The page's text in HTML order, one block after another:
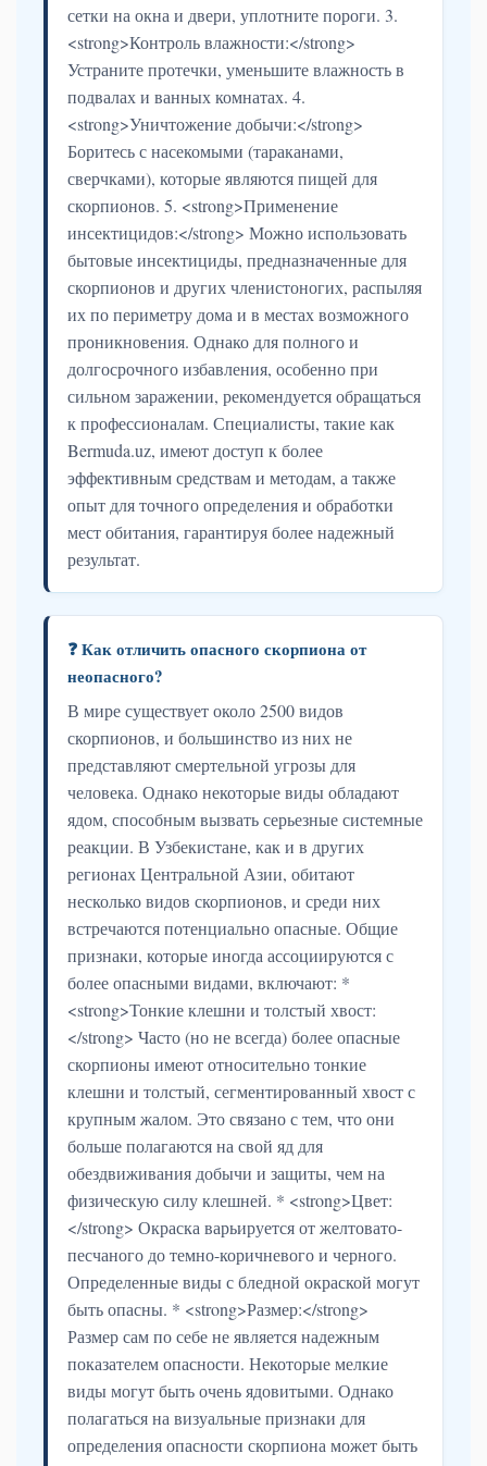
сетки на окна и двери, уплотните пороги. 3.
<strong>Контроль влажности:</strong>
Устраните протечки, уменьшите влажность в
подвалах и ванных комнатах. 4.
<strong>Уничтожение добычи:</strong>
Боритесь с насекомыми (тараканами,
сверчками), которые являются пищей для
скорпионов. 5. <strong>Применение
инсектицидов:</strong> Можно использовать
бытовые инсектициды, предназначенные для
скорпионов и других членистоногих, распыляя
их по периметру дома и в местах возможного
проникновения. Однако для полного и
долгосрочного избавления, особенно при
сильном заражении, рекомендуется обращаться
к профессионалам. Специалисты, такие как
Bermuda.uz, имеют доступ к более
эффективным средствам и методам, а также
опыт для точного определения и обработки
мест обитания, гарантируя более надежный
результат.
❓ Как отличить опасного скорпиона от
неопасного?
В мире существует около 2500 видов
скорпионов, и большинство из них не
представляют смертельной угрозы для
человека. Однако некоторые виды обладают
ядом, способным вызвать серьезные системные
реакции. В Узбекистане, как и в других
регионах Центральной Азии, обитают
несколько видов скорпионов, и среди них
встречаются потенциально опасные. Общие
признаки, которые иногда ассоциируются с
более опасными видами, включают: *
<strong>Тонкие клешни и толстый хвост:
</strong> Часто (но не всегда) более опасные
скорпионы имеют относительно тонкие
клешни и толстый, сегментированный хвост с
крупным жалом. Это связано с тем, что они
больше полагаются на свой яд для
обездвиживания добычи и защиты, чем на
физическую силу клешней. * <strong>Цвет:
</strong> Окраска варьируется от желтовато-
песчаного до темно-коричневого и черного.
Определенные виды с бледной окраской могут
быть опасны. * <strong>Размер:</strong>
Размер сам по себе не является надежным
показателем опасности. Некоторые мелкие
виды могут быть очень ядовитыми. Однако
полагаться на визуальные признаки для
определения опасности скорпиона может быть